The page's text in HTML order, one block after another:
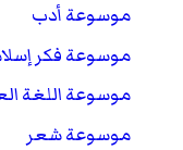
موسوعة أدب
موسوعة فكر
موسوعة اللغة
موسوعة شعر